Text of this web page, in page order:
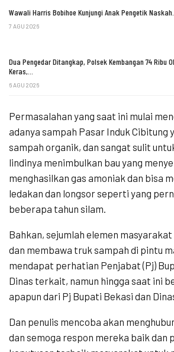
Wawali Harris Bobihoe Kunjungi Anak Pengetik Naskah…
7 AGU 2026
Dua Pengedar Ditangkap, Polsek Kembangan 74 Ribu
Keras,…
6 AGU 2026
Permasalahan yang saat ini mulai
adanya sampah Pasar Induk Cibitung
sampah organik, dan sangat sulit
lindinya menimbulkan bau yang
menghasilkan gas amoniak dan bisa
ledakan dan longsor seperti yang
beberapa tahun silam.
Bahkan, sejumlah elemen
dan membawa truk sampah di pintu
mendapat perhatian Penjabat (Pj)
Dinas terkait, namun hingga saat ini
apapun dari Pj Bupati Bekasi dan
Dan penulis mencoba akan
dan semoga respon mereka baik dan